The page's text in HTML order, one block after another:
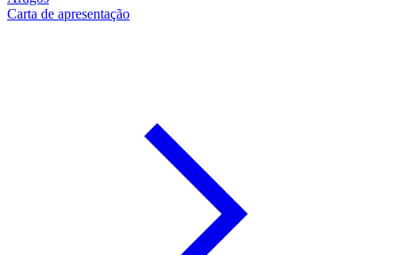
Carta de apresentação